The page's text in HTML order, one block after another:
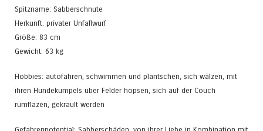
Spitzname: Sabberschnute
Herkunft: privater Unfallwurf
Größe: 83 cm
Gewicht: 63 kg
Hobbies: autofahren, schwimmen und plantschen, sich wälzen, mit
ihren Hundekumpels über Felder hopsen, sich auf der Couch
rumfläzen, gekrault werden